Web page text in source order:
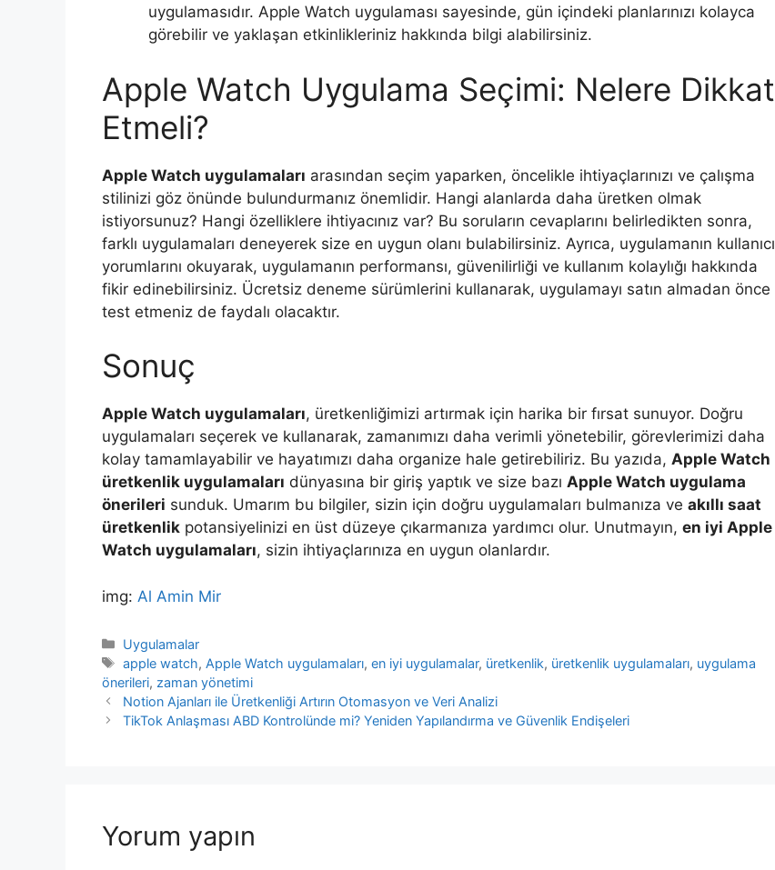
uygulamasıdır. Apple Watch uygulaması sayesinde, gün içindeki planlarınızı kolayca
görebilir ve yaklaşan etkinlikleriniz hakkında bilgi alabilirsiniz.
Apple Watch Uygulama Seçimi: Nelere Dikkat
Etmeli?
Apple Watch uygulamaları arasından seçim yaparken, öncelikle ihtiyaçlarınızı ve çalışma
stilinizi göz önünde bulundurmanız önemlidir. Hangi alanlarda daha üretken olmak
istiyorsunuz? Hangi özelliklere ihtiyacınız var? Bu soruların cevaplarını belirledikten sonra,
farklı uygulamaları deneyerek size en uygun olanı bulabilirsiniz. Ayrıca, uygulamanın kullanıcı
yorumlarını okuyarak, uygulamanın performansı, güvenilirliği ve kullanım kolaylığı hakkında
fikir edinebilirsiniz. Ücretsiz deneme sürümlerini kullanarak, uygulamayı satın almadan önce
test etmeniz de faydalı olacaktır.
Sonuç
Apple Watch uygulamaları, üretkenliğimizi artırmak için harika bir fırsat sunuyor. Doğru
uygulamaları seçerek ve kullanarak, zamanımızı daha verimli yönetebilir, görevlerimizi daha
kolay tamamlayabilir ve hayatımızı daha organize hale getirebiliriz. Bu yazıda, Apple Watch
üretkenlik uygulamaları dünyasına bir giriş yaptık ve size bazı Apple Watch uygulama
önerileri sunduk. Umarım bu bilgiler, sizin için doğru uygulamaları bulmanıza ve akıllı saat
üretkenlik potansiyelinizi en üst düzeye çıkarmanıza yardımcı olur. Unutmayın, en iyi Apple
Watch uygulamaları, sizin ihtiyaçlarınıza en uygun olanlardır.
img: Al Amin Mir
Kategoriler
Uygulamalar
Etiketler
apple watch, Apple Watch uygulamaları,en iyi uygulamalar, üretkenlik, üretkenlik uygulamaları, uygulama
önerileri, zaman yönetimi
Yazı
dolaşımı
Notion Ajanları ile Üretkenliği Artırın Otomasyon ve Veri Analizi
TikTok Anlaşması ABD Kontrolünde mi? Yeniden Yapılandırma ve Güvenlik Endişeleri
Yorum yapın